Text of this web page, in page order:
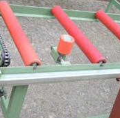
droge lucht droger
Fabrikant: Amboss
Staat: ready for use
koeler
Debiet: 2x 15kg/h
30-160 graden Celsius
h - 180m3/h Als u
ons gerust een